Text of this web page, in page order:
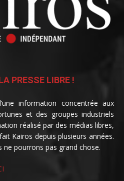
PRESSE LIBRE !
information concentrée aux
et des groupes industriels
réalisé par des médias libres,
Kairos depuis plusieurs années.
pourrons pas grand chose.